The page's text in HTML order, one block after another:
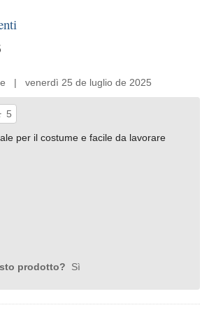
| venerdì 25 de luglio de 2025
5
per il costume e facile da lavorare
prodotto? Sì